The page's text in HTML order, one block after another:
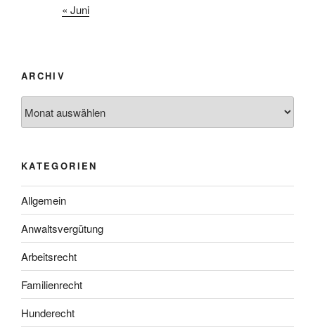
« Juni
ARCHIV
KATEGORIEN
Allgemein
Anwaltsvergütung
Arbeitsrecht
Familienrecht
Hunderecht